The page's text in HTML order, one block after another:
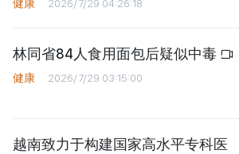
健康 2026/7/29 04:26:18
林同省84人食用面包后疑似中毒
健康 2026/7/29 03:15:00
越南致力于构建国家高水平专科医